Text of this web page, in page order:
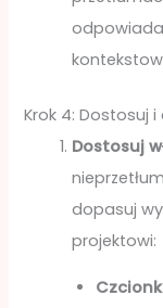
Krok 4: Dostosuj
Dostosuj
dopasuj
projektowi: